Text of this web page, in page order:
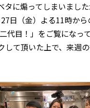
タに煽ってしまいまし
日（金）よる11時か
代目！」をご覧になっ
して頂いた上で、来週